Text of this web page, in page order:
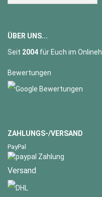
ÜBER UNS...
Seit 2004 für Euch im
Bewertungen
ZAHLUNGS-/VERSAND
PayPal
Versand